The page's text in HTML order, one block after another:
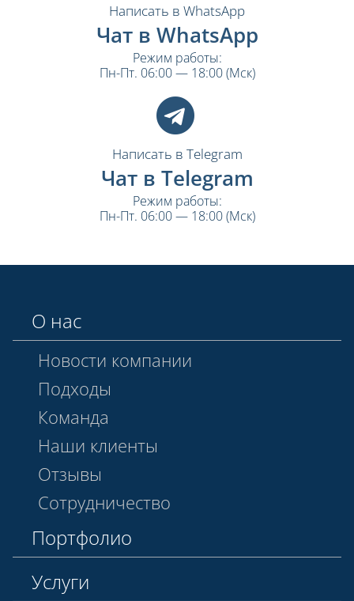
Написать в WhatsApp
Чат в WhatsApp
Режим работы:
Пн-Пт. 06:00 — 18:00 (Мск)
Написать в Telegram
Чат в Telegram
Режим работы:
Пн-Пт. 06:00 — 18:00 (Мск)
О нас
Новости компании
Подходы
Команда
Наши клиенты
Отзывы
Сотрудничество
Портфолио
Услуги